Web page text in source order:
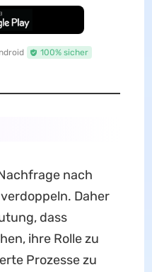
100% sicher
nach
Daher
dass
ihre Rolle zu
Prozesse zu